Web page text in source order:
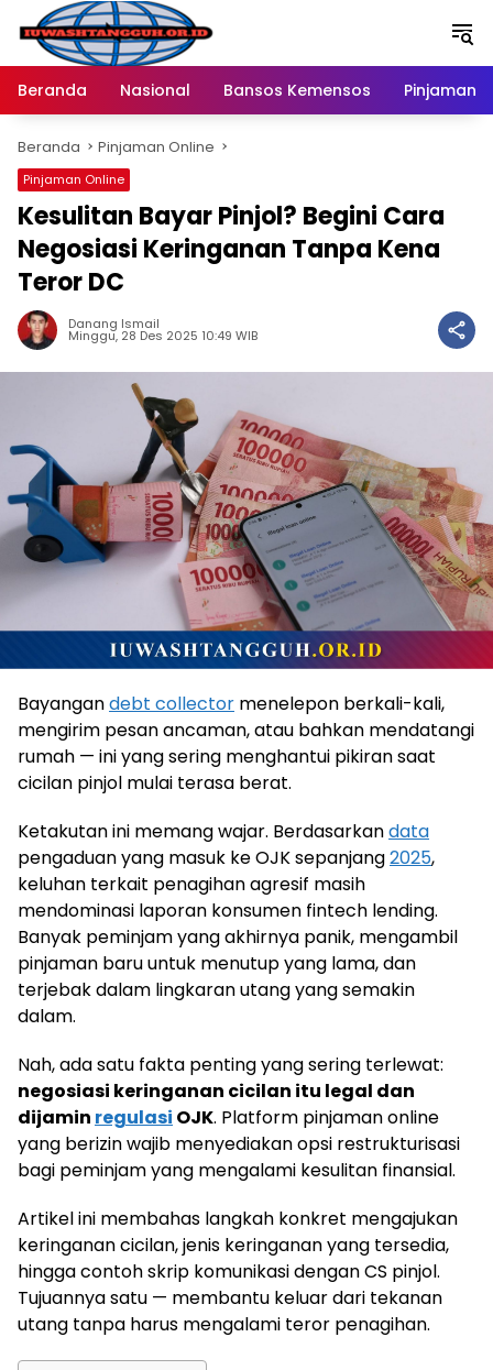
Langsung
konten
Beranda
Nasional Bansos Kemensos Pinjaman
Beranda Pinjaman Online
Pinjaman Online
Kesulitan Bayar Pinjol? Begini Cara
Negosiasi Keringanan Tanpa Kena
Teror DC
Danang Ismail
Minggu, 28 Des 2025 10:49 WIB
Bayangandebt collector menelepon berkali-kali,
mengirim pesan ancaman, atau bahkan mendatangi
rumah — ini yang sering menghantui pikiran saat
cicilan pinjol mulai terasa berat.
Ketakutan ini memang wajar. Berdasarkandata
pengaduan yang masuk ke OJK sepanjang2025,
keluhan terkait penagihan agresif masih
mendominasi laporan konsumen fintech lending.
Banyak peminjam yang akhirnya panik, mengambil
pinjaman baru untuk menutup yang lama, dan
terjebak dalam lingkaran utang yang semakin
dalam.
Nah, ada satu fakta penting yang sering terlewat:
negosiasi keringanan cicilan itu legal dan
dijamin regulasi OJK. Platform pinjaman online
yang berizin wajib menyediakan opsi restrukturisasi
bagi peminjam yang mengalami kesulitan finansial.
Artikel ini membahas langkah konkret mengajukan
keringanan cicilan, jenis keringanan yang tersedia,
hingga contoh skrip komunikasi dengan CS pinjol.
Tujuannya satu — membantu keluar dari tekanan
utang tanpa harus mengalami teror penagihan.